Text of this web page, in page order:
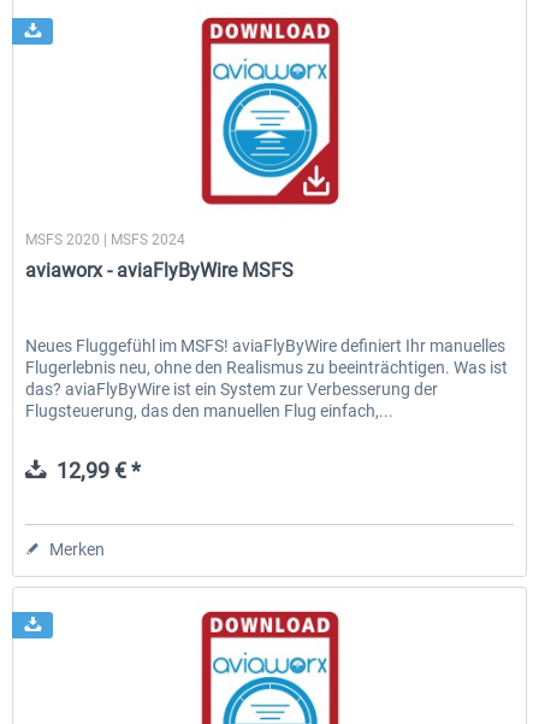
MSFS 2020 | MSFS 2024
aviaworx - aviaFlyByWire MSFS
Neues Fluggefühl im MSFS! aviaFlyByWire definiert Ihr manuelles
Flugerlebnis neu, ohne den Realismus zu beeinträchtigen. Was ist
das? aviaFlyByWire ist ein System zur Verbesserung der
Flugsteuerung, das den manuellen Flug einfach,...
12,99 € *
Merken